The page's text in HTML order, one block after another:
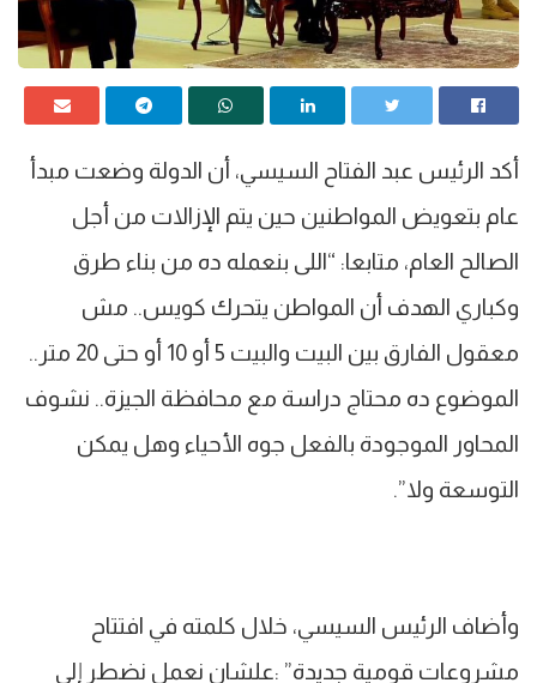
أكد الرئيس عبد الفتاح السيسي، أن الدولة وضعت مبدأ
عام بتعويض المواطنين حين يتم الإزالات من أجل
الصالح العام، متابعا: “اللى بنعمله ده من بناء طرق
وكباري الهدف أن المواطن يتحرك كويس.. مش
معقول الفارق بين البيت والبيت 5 أو 10 أو حتى 20 متر..
الموضوع ده محتاج دراسة مع محافظة الجيزة.. نشوف
المحاور الموجودة بالفعل جوه الأحياء وهل يمكن
التوسعة ولا”.
وأضاف الرئيس السيسي، خلال كلمته في افتتاح
مشروعات قومية جديدة” :علشان نعمل نضطر إلى